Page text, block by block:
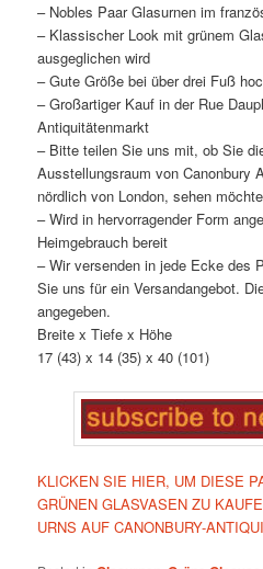
– Nobles Paar Glasurnen im
– Klassischer Look mit grünem
ausgeglichen wird
– Gute Größe bei über drei Fuß
– Großartiger Kauf in der Rue
Antiquitätenmarkt
– Bitte teilen Sie uns mit, ob Sie
Ausstellungsraum von Canonbury
nördlich von London, sehen
– Wird in hervorragender Form
Heimgebrauch bereit
– Wir versenden in jede Ecke des
Sie uns für ein Versandangebot.
angegeben.
Breite x Tiefe x Höhe
17 (43) x 14 (35) x 40 (101)
KLICKEN SIE HIER, UM DIESE
GRÜNEN GLASVASEN ZU
URNS AUF CANONBURY-